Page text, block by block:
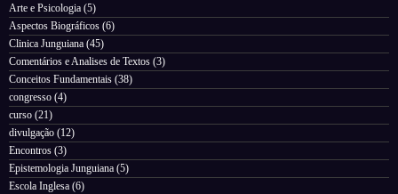
Arte e Psicologia (5)
Aspectos Biográficos (6)
Clinica Junguiana (45)
Comentários e Analises de Textos (3)
Conceitos Fundamentais (38)
congresso (4)
curso (21)
divulgação (12)
Encontros (3)
Epistemologia Junguiana (5)
Escola Inglesa (6)